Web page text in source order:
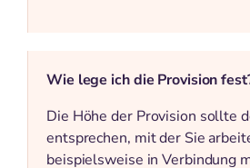
Wie lege ich die Provision
Die Höhe der Provision sollte
entsprechen, mit der Sie
beispielsweise in Verbindung